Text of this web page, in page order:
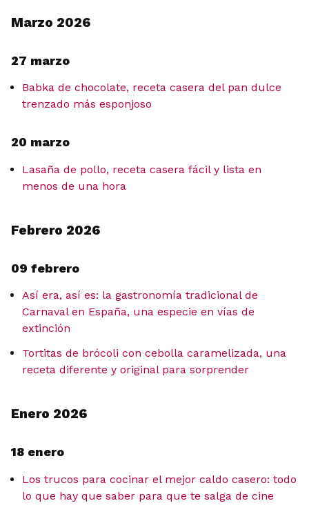
Marzo 2026
27 marzo
Babka de chocolate, receta casera del pan dulce
trenzado más esponjoso
20 marzo
Lasaña de pollo, receta casera fácil y lista en
menos de una hora
Febrero 2026
09 febrero
Así era, así es: la gastronomía tradicional de
Carnaval en España, una especie en vías de
extinción
Tortitas de brócoli con cebolla caramelizada, una
receta diferente y original para sorprender
Enero 2026
18 enero
Los trucos para cocinar el mejor caldo casero: todo
lo que hay que saber para que te salga de cine